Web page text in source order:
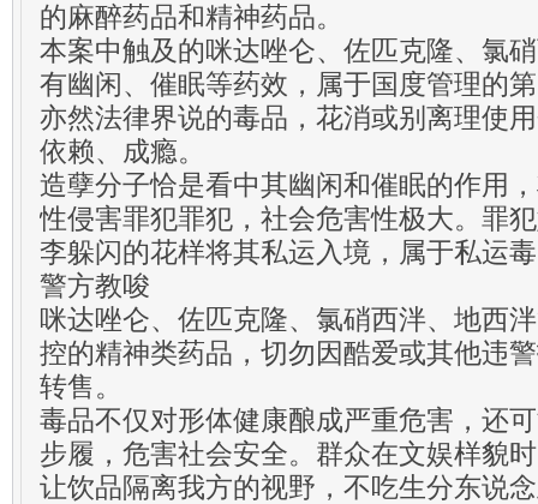
的麻醉药品和精神药品。
本案中触及的咪达唑仑、佐匹克隆、氯
有幽闲、催眠等药效，属于国度管理的
亦然法律界说的毒品，花消或别离理使
依赖、成瘾。
造孽分子恰是看中其幽闲和催眠的作用
性侵害罪犯罪犯，社会危害性极大。罪
李躲闪的花样将其私运入境，属于私运
警方教唆
咪达唑仑、佐匹克隆、氯硝西泮、地西
控的精神类药品，切勿因酷爱或其他违
转售。
毒品不仅对形体健康酿成严重危害，还
步履，危害社会安全。群众在文娱样貌
让饮品隔离我方的视野，不吃生分东说